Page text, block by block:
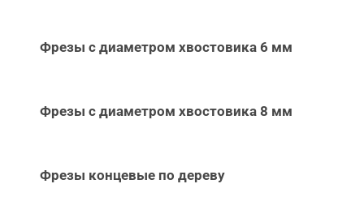
Фрезы с диаметром хвостовика 6 мм
Фрезы с диаметром хвостовика 8 мм
Фрезы концевые по дереву